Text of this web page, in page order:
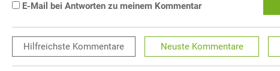
E-Mail bei Antworten zu meinem Kommentar
Hilfreichste Kommentare Neuste Kommentare